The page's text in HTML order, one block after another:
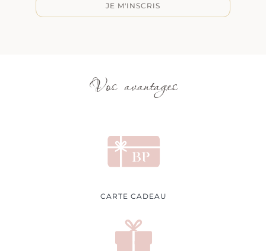
JE M'INSCRIS
Vos avantages
CARTE CADEAU